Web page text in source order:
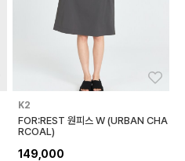
K2
FOR:REST 원피스 W (URBAN CHA
RCOAL)
149,000